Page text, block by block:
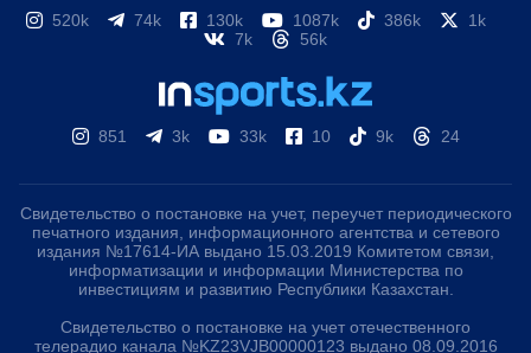
520k 74k 130k 1087k 386k
1k
7k
56k
851 3k 33k 10 9k 24
Свидетельство о постановке на учет, переучет периодического
печатного издания, информационного агентства и сетевого
издания №17614-ИА выдано 15.03.2019 Комитетом связи,
информатизации и информации Министерства по
инвестициям и развитию Республики Казахстан.
Свидетельство о постановке на учет отечественного
телерадио канала №KZ23VJB00000123 выдано 08.09.2016